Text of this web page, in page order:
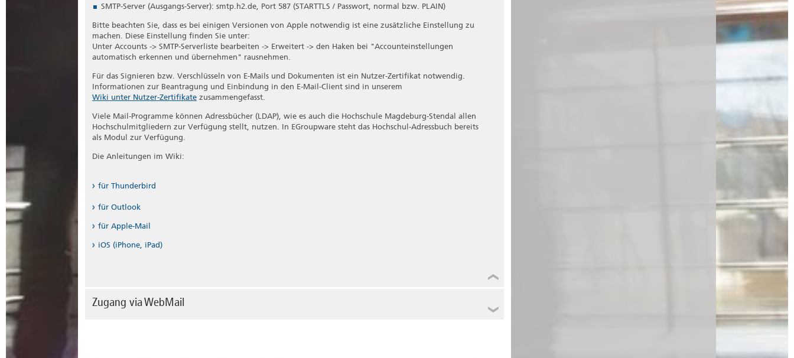
SMTP-Server (Ausgangs-Server): smtp.h2.de, Port 587 (STARTTLS / Passwort, normal bzw. PLAIN)
Bitte beachten Sie, dass es bei einigen Versionen von Apple notwendig ist eine zusätzliche Einstellung zu
machen. Diese Einstellung finden Sie unter:
Unter Accounts -> SMTP-Serverliste bearbeiten -> Erweitert -> den Haken bei "Accounteinstellungen
automatisch erkennen und übernehmen" rausnehmen.
Für das Signieren bzw. Verschlüsseln von E-Mails und Dokumenten ist ein Nutzer-Zertifikat notwendig.
Informationen zur Beantragung und Einbindung in den E-Mail-Client sind in unserem
Wiki unter Nutzer-Zertifikate zusammengefasst.
Viele Mail-Programme können Adressbücher (LDAP), wie es auch die Hochschule Magdeburg-Stendal allen
Hochschulmitgliedern zur Verfügung stellt, nutzen. In EGroupware steht das Hochschul-Adressbuch bereits
als Modul zur Verfügung.
Die Anleitungen im Wiki:
für Thunderbird
für Outlook
für Apple-Mail
iOS (iPhone, iPad)
Zugang via WebMail